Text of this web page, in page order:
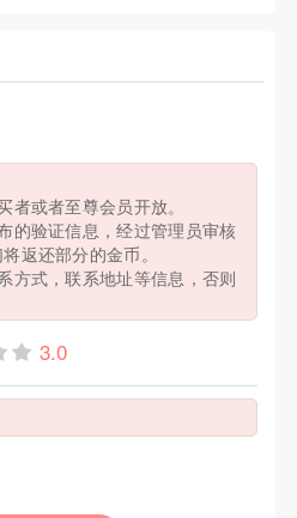
者或者至尊会员开放。
的验证信息，经过管理员审核
返还部分的金币。
方式，联系地址等信息，否则